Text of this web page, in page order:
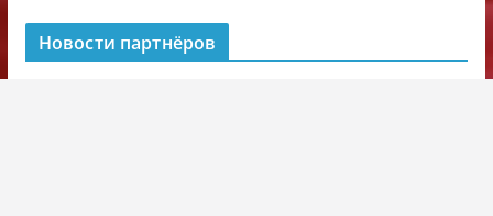
Новости партнёров